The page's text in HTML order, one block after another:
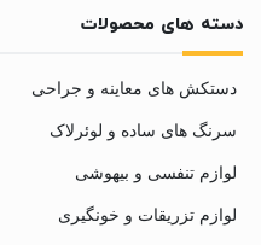
دسته های محصولات
دستکش های معاینه و جراحی
سرنگ های ساده و لوئرلاک
لوازم تنفسی و بیهوشی
لوازم تزریقات و خونگیری